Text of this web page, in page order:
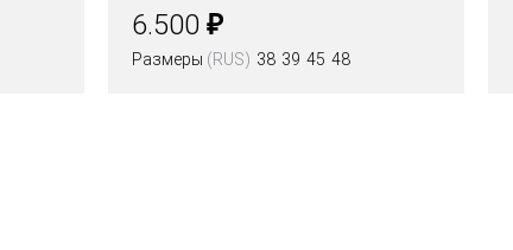
6.500 ₽
Размеры (RUS) 38 39 45 48